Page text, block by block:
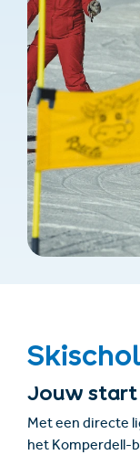
Jouw start
Met een directe
het Komperdell-